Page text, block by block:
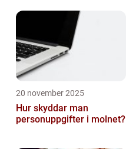
20 november 2025
Hur skyddar man
personuppgifter i molnet?